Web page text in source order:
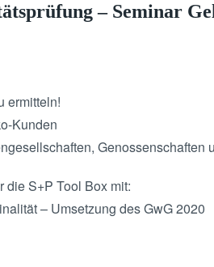
– Seminar
ermitteln!
Kunden
Genossenschaften
die S+P Tool Box mit:
– Umsetzung des GwG 2020